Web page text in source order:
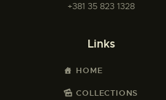
+381 35 823 1328
Links
HOME
COLLECTIONS